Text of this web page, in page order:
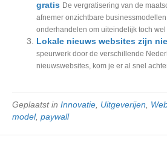
gratis De vergratisering van de
afnemer onzichtbare
onderhandelen om uiteindelijk toch wel
Lokale nieuws websites zijn
speurwerk door de verschillende
nieuwswebsites, kom je er al snel
Geplaatst in Innovatie Uitgeverijen
model, paywall